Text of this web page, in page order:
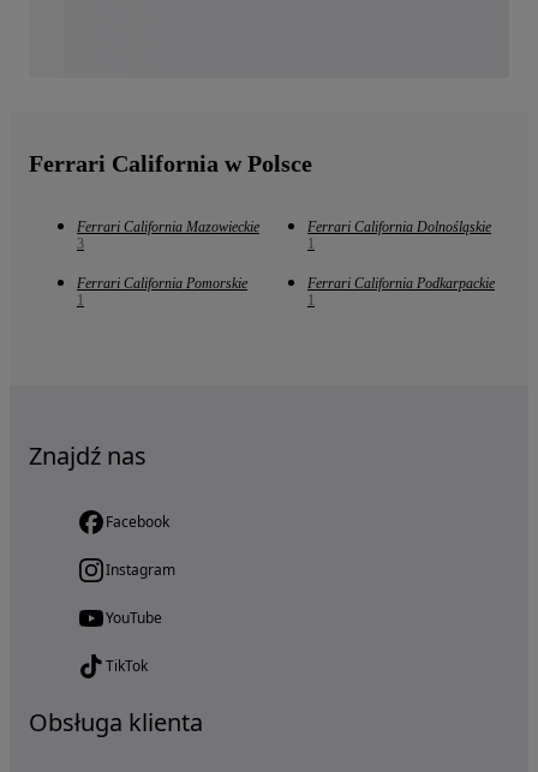
Ferrari California w Polsce
Ferrari California Mazowieckie
3
Ferrari California Dolnośląskie
1
Ferrari California Pomorskie
1
Ferrari California Podkarpackie
1
Znajdź nas
Facebook
Instagram
YouTube
TikTok
Obsługa klienta